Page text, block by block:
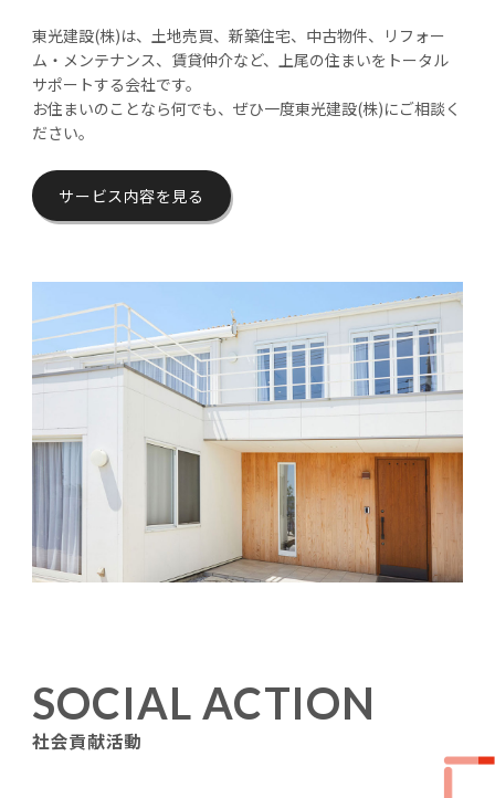
東光建設(株)は、土地売買、新築住宅、中古物件、リフォー
ム・メンテナンス、賃貸仲介など、上尾の住まいをトータル
サポートする会社です。
お住まいのことなら何でも、ぜひ一度東光建設(株)にご相談く
ださい。
サービス内容を見る
SOCIAL ACTION
社会貢献活動